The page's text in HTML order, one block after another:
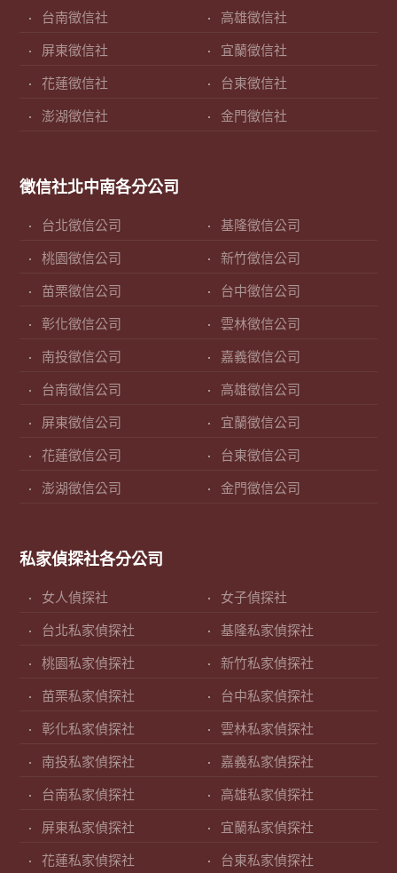
台南徵信社 高雄徵信社
屏東徵信社 宜蘭徵信社
花蓮徵信社 台東徵信社
澎湖徵信社 金門徵信社
徵信社北中南各分公司
台北徵信公司 基隆徵信公司
桃園徵信公司 新竹徵信公司
苗栗徵信公司 台中徵信公司
彰化徵信公司 雲林徵信公司
南投徵信公司 嘉義徵信公司
台南徵信公司 高雄徵信公司
屏東徵信公司 宜蘭徵信公司
花蓮徵信公司 台東徵信公司
澎湖徵信公司 金門徵信公司
私家偵探社各分公司
女人偵探社 女子偵探社
台北私家偵探社 基隆私家偵探社
桃園私家偵探社 新竹私家偵探社
苗栗私家偵探社 台中私家偵探社
彰化私家偵探社 雲林私家偵探社
南投私家偵探社 嘉義私家偵探社
台南私家偵探社 高雄私家偵探社
屏東私家偵探社 宜蘭私家偵探社
花蓮私家偵探社 台東私家偵探社